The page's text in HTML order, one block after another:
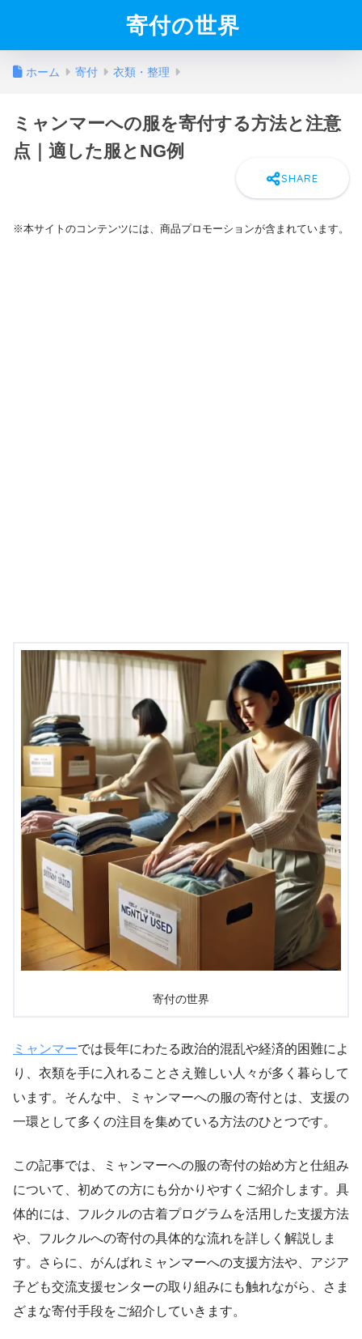
寄付の世界
ホーム 寄付 衣類・整理
ミャンマーへの服を寄付する方法と注意
点｜適した服とNG例
※本サイトのコンテンツには、商品プロモーションが含まれています。
寄付の世界
ミャンマーでは長年にわたる政治的混乱や経済的困難によ
り、衣類を手に入れることさえ難しい人々が多く暮らして
います。そんな中、ミャンマーへの服の寄付とは、支援の
一環として多くの注目を集めている方法のひとつです。
この記事では、ミャンマーへの服の寄付の始め方と仕組み
について、初めての方にも分かりやすくご紹介します。具
体的には、フルクルの古着プログラムを活用した支援方法
や、フルクルへの寄付の具体的な流れを詳しく解説しま
す。さらに、がんばれミャンマーへの支援方法や、アジア
子ども交流支援センターの取り組みにも触れながら、さま
ざまな寄付手段をご紹介していきます。